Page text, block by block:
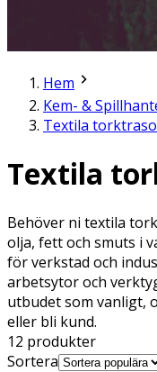
Hem
Kem- &
Textila
Textila
Behöver ni textila
olja, fett och smuts i
för verkstad och
arbetsytor och
utbudet som vanligt,
eller bli kund.
12 produkter
Sortera